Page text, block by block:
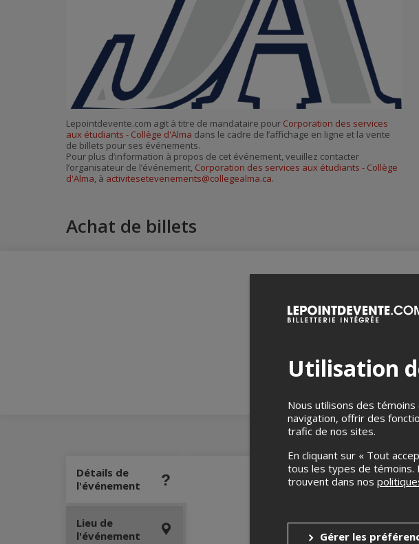
Lepointdevente.com agit à titre de mandataire pour Corporation des services
aux étudiants - Collège d'Alma dans le cadre de l’affichage en ligne et la vente
de billets pour ses événements.
Pour plus d’information à propos de cet événement, veuillez contacter
l’organisateur de l’événement, Corporation des services aux étudiants - Collège
d'Alma, à activitesetevenements@collegealma.ca.
Achat de billets
Merci de confirmer
Détails de
l'événement
Lieu de
l'événement
Utilisation
Nous utilisons des
navigation, offrir des
trafic de nos sites.
En cliquant sur « Tout
tous les types de témoins.
trouvent dans nos
Gérer les